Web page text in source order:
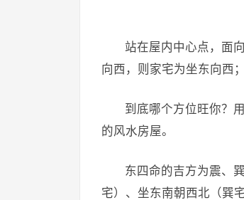
站在屋内中心点，面
向西，则家宅为坐东向西
到底哪个方位旺你？
的风水房屋。
东四命的吉方为震、
宅）、坐东南朝西北（巽